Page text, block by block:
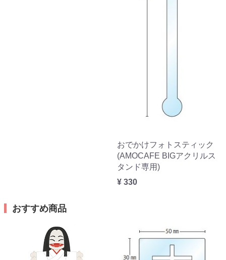
おでかけフォトスティック
(AMOCAFE BIGアクリルス
タンド専用)
¥ 330
おすすめ商品